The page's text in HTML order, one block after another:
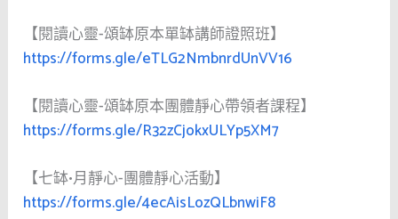
【閱讀心靈-頌缽原本單缽講師證照班】
https://forms.gle/eTLG2NmbnrdUnVV16
【閱讀心靈-頌缽原本團體靜心帶領者課程】
https://forms.gle/R32zCjokxULYp5XM7
【七缽•月靜心-團體靜心活動】
https://forms.gle/4ecAisLozQLbnwiF8